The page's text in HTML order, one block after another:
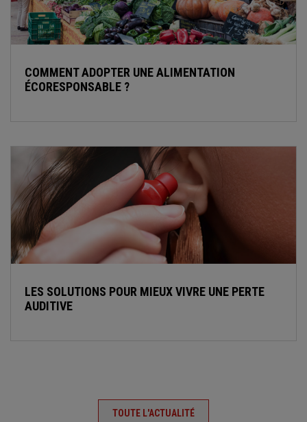
COMMENT ADOPTER UNE ALIMENTATION
ÉCORESPONSABLE ?
LES SOLUTIONS POUR MIEUX VIVRE UNE PERTE
AUDITIVE
TOUTE L'ACTUALITÉ